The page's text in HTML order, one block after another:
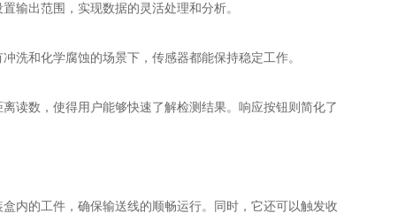
输出范围，实现数据的灵活处理和分析。
洗和化学腐蚀的场景下，传感器都能保持稳定工作。
读数，使得用户能够快速了解检测结果。响应按钮则简化了
内的工件，确保输送线的顺畅运行。同时，它还可以触发收